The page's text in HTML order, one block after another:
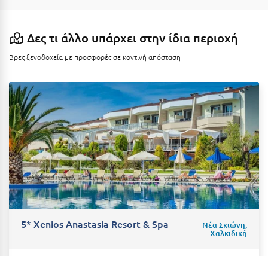
Εύβοια
Ευρυτανία
Ζ
Ζαγοροχώρια
Ζάκυνθος
Η
Ηλεία
Ηράκλειο
Δες τι άλλο υπάρχει στην ίδια περιοχή
Βρες ξενοδοχεία με προσφορές σε κοντινή απόσταση
5* Xenios Anastasia Resort & Spa Νέα Σκιώνη,
Χαλκιδική